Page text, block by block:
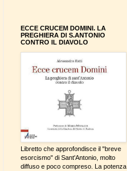
ECCE CRUCEM DOMINI. LA
PREGHIERA DI S.ANTONIO
CONTRO IL DIAVOLO
Libretto che approfondisce il "breve
esorcismo" di Sant'Antonio, molto
diffuso e poco compreso. La potenza